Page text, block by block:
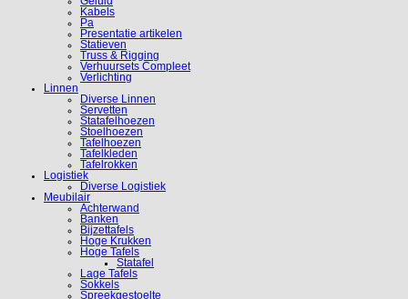
Kabels
Pa
Presentatie artikelen
Statieven
Truss & Rigging
Verhuursets Compleet
Verlichting
Linnen
Diverse Linnen
Servetten
Statafelhoezen
Stoelhoezen
Tafelhoezen
Tafelkleden
Tafelrokken
Logistiek
Diverse Logistiek
Meubilair
Achterwand
Banken
Bijzettafels
Hoge Krukken
Hoge Tafels
Statafel
Lage Tafels
Sokkels
Spreekgestoelte